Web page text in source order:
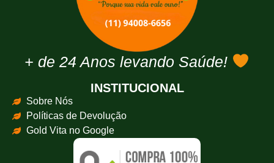
+ de 24 Anos levando Saúde!
INSTITUCIONAL
Sobre Nós
Políticas de Devolução
Gold Vita no Google